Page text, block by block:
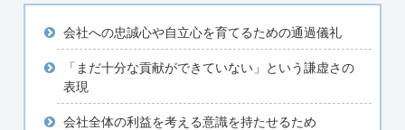
会社への忠誠心や自立心を育てるための通過儀礼
「まだ十分な貢献ができていない」という謙虚さの
表現
会社全体の利益を考える意識を持たせるため